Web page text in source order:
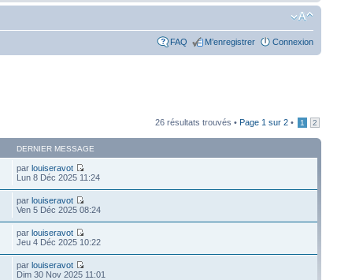
FAQ M’enregistrer Connexion
26 résultats trouvés • Page 1 sur 2 • 1 2
DERNIER MESSAGE
parlouiseravot
Lun 8 Déc 2025 11:24
parlouiseravot
Ven 5 Déc 2025 08:24
parlouiseravot
Jeu 4 Déc 2025 10:22
parlouiseravot
Dim 30 Nov 2025 11:01